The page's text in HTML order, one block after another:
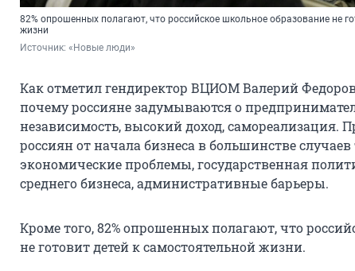
82% опрошенных полагают, что российское школьное образование не
жизни
Источник: «Новые люди»
Как отметил гендиректор ВЦИОМ Валерий
почему россияне задумываются о
независимость, высокий доход, самореализация.
россиян от начала бизнеса в большинстве
экономические проблемы, государственная
среднего бизнеса, административные барьеры.
Кроме того, 82% опрошенных полагают, что
не готовит детей к самостоятельной жизни.